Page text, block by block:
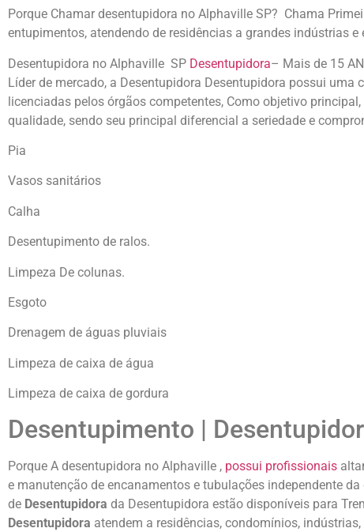
Porque Chamar desentupidora no Alphaville SP? Chama
entupimentos, atendendo de residências a grandes indústrias
Desentupidora no Alphaville SP Desentupidora– Mais de 15
Líder de mercado, a Desentupidora Desentupidora possui
licenciadas pelos órgãos competentes, Como objetivo
qualidade, sendo seu principal diferencial a seriedade e
Pia
Vasos sanitários
Calha
Desentupimento de ralos.
Limpeza De colunas.
Esgoto
Drenagem de águas pluviais
Limpeza de caixa de água
Limpeza de caixa de gordura
Desentupimento |
Porque A desentupidora no Alphaville , possui profissionais
e manutenção de encanamentos e tubulações independente
de Desentupidora da Desentupidora estão disponíveis para
Desentupidora atendem a residências, condomínios,